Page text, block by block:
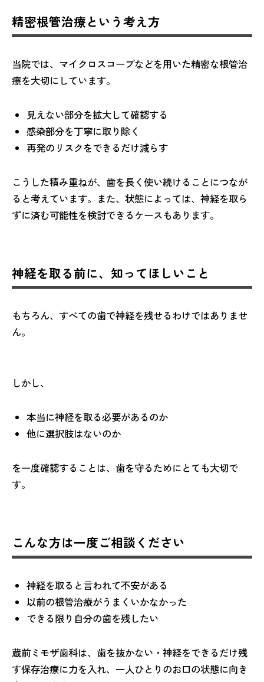
精密根管治療という考え方
当院では、マイクロスコープなどを用いた精密な根管治
療を大切にしています。
見えない部分を拡大して確認する
感染部分を丁寧に取り除く
再発のリスクをできるだけ減らす
こうした積み重ねが、歯を長く使い続けることにつなが
ると考えています。また、状態によっては、神経を取ら
ずに済む可能性を検討できるケースもあります。
神経を取る前に、知ってほしいこと
もちろん、すべての歯で神経を残せるわけではありませ
ん。
しかし、
本当に神経を取る必要があるのか
他に選択肢はないのか
を一度確認することは、歯を守るためにとても大切で
す。
こんな方は一度ご相談ください
神経を取ると言われて不安がある
以前の根管治療がうまくいかなかった
できる限り自分の歯を残したい
蔵前ミモザ歯科は、歯を抜かない・神経をできるだけ残
す保存治療に力を入れ、一人ひとりのお口の状態に向き